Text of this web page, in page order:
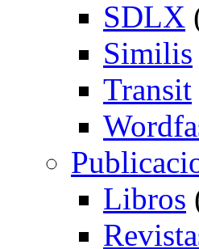
SDLX
Similis
Transit
Libros